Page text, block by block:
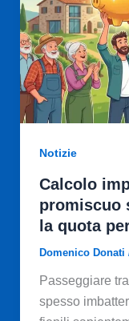
Notizie
Calcolo
promiscuo
la quota
Domenico Donati
Passeggiare
spesso